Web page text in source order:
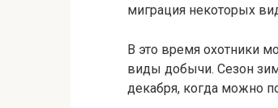
миграция некоторых
В это время охотники
виды добычи. Сезон
декабря, когда можно